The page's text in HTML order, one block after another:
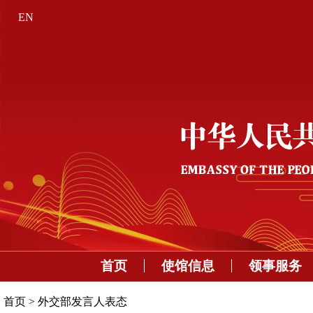
EN
首页 使馆信息 领事服务
首页 > 外交部发言人表态